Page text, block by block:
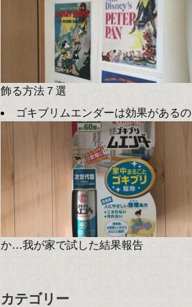
飾る方法７選
ゴキブリムエンダーは効果があるの
か…我が家で試した結果報告
カテゴリー